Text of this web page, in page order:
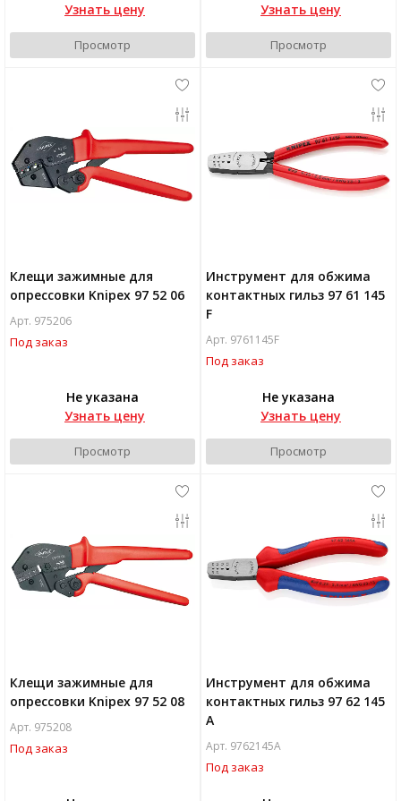
Узнать цену
Просмотр
Узнать цену
Просмотр
Клещи зажимные для
опрессовки Knipex 97 52 06
Арт. 975206
Под заказ
Не указана
Узнать цену
Просмотр
Инструмент для обжима
контактных гильз 97 61 145
F
Арт. 9761145F
Под заказ
Не указана
Узнать цену
Просмотр
Клещи зажимные для
опрессовки Knipex 97 52 08
Арт. 975208
Под заказ
Инструмент для обжима
контактных гильз 97 62 145
A
Арт. 9762145A
Под заказ